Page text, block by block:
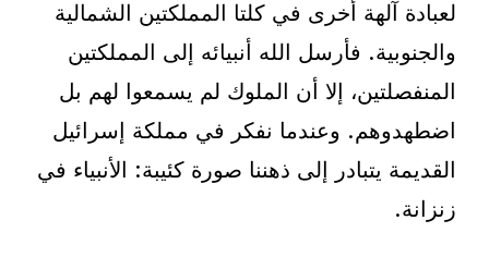
لعبادة آلهة أخرى في كلتا المملكتين الشمالية
والجنوبية. فأرسل الله أنبيائه إلى المملكتين
المنفصلتين، إلا أن الملوك لم يسمعوا لهم بل
اضطهدوهم. وعندما نفكر في مملكة إسرائيل
القديمة يتبادر إلى ذهننا صورة كئيبة: الأنبياء في
زنزانة.